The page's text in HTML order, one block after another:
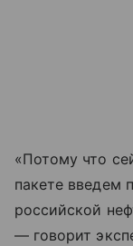
«Потому что
пакете введем
российской
— говорит